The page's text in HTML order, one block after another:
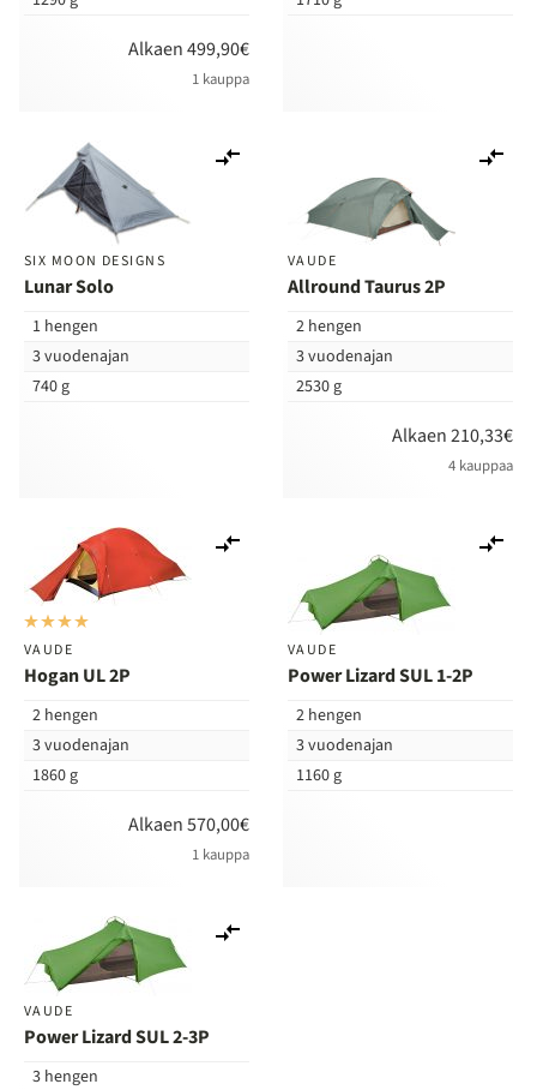
Alkaen 499,90€
1 kauppa
SIX MOON DESIGNS
Lunar Solo
1 hengen
3 vuodenajan
740 g
VAUDE
Allround Taurus 2P
2 hengen
3 vuodenajan
2530 g
Alkaen 210,33€
4 kauppaa
VAUDE
Hogan UL 2P
2 hengen
3 vuodenajan
1860 g
Alkaen 570,00€
1 kauppa
VAUDE
Power Lizard SUL 1-2P
2 hengen
3 vuodenajan
1160 g
VAUDE
Power Lizard SUL 2-3P
3 hengen